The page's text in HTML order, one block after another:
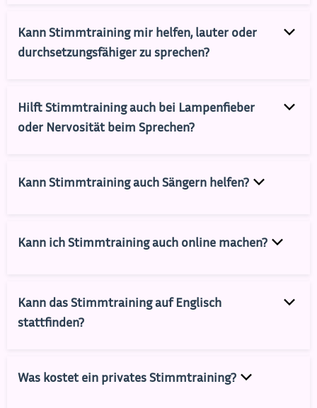
Kann Stimmtraining mir helfen, lauter oder
durchsetzungsfähiger zu sprechen?
Hilft Stimmtraining auch bei Lampenfieber
oder Nervosität beim Sprechen?
Kann Stimmtraining auch Sängern helfen?
Kann ich Stimmtraining auch online machen?
Kann das Stimmtraining auf Englisch
stattfinden?
Was kostet ein privates Stimmtraining?